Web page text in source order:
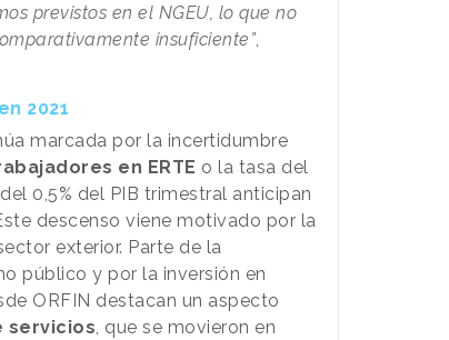
previstos en el NGEU, lo que no
insuficiente”,
2021
marcada por la incertidumbre
en ERTE o la tasa del
0,5% del PIB trimestral anticipan
descenso viene motivado por la
exterior. Parte de la
público y por la inversión en
ORFIN destacan un aspecto
servicios , que se movieron en